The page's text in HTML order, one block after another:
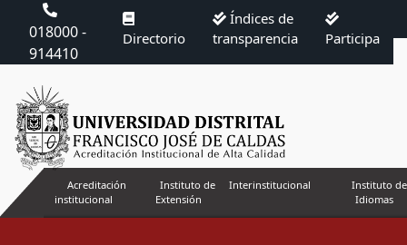
018000 -
914410
Directorio
Índices de
transparencia
Participa
Acreditación
institucional
Instituto de
Extensión
Interinstitucional
Instituto de
Idiomas